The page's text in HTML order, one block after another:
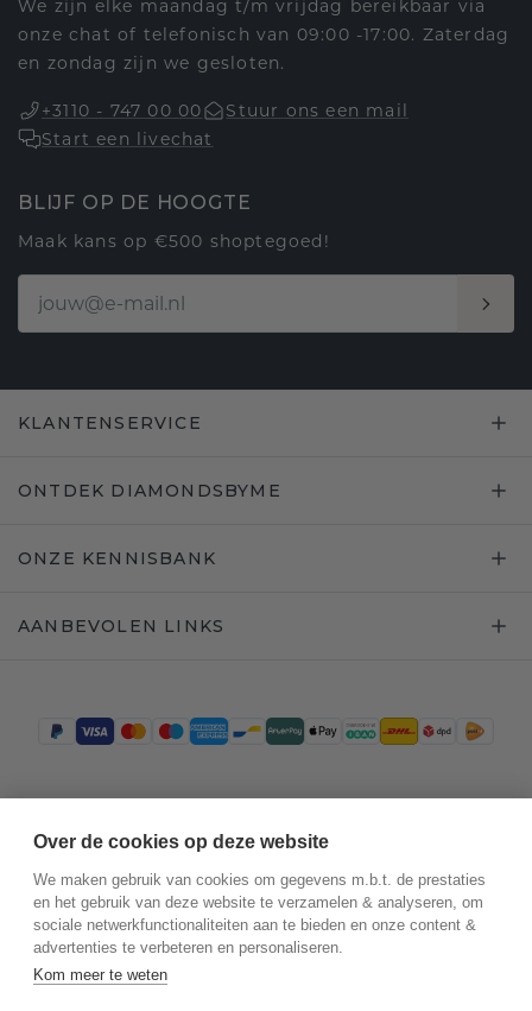
We zijn elke maandag t/m vrijdag bereikbaar via
onze chat of telefonisch van 09:00 -17:00. Zaterdag
en zondag zijn we gesloten.
+3110 - 747 00 00
Stuur ons een mail
Start een livechat
BLIJF OP DE HOOGTE
Maak kans op €500 shoptegoed!
KLANTENSERVICE
ONTDEK DIAMONDSBYME
ONZE KENNISBANK
AANBEVOLEN LINKS
Over de cookies op deze website
We maken gebruik van cookies om gegevens m.b.t. de prestaties
en het gebruik van deze website te verzamelen & analyseren, om
sociale netwerkfunctionaliteiten aan te bieden en onze content &
advertenties te verbeteren en personaliseren.
Kom meer te weten